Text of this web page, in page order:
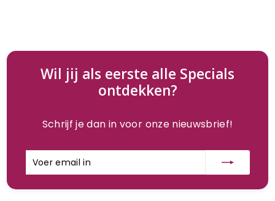
Wil jij als eerste alle Specials
ontdekken?
Schrijf je dan in voor onze nieuwsbrief!